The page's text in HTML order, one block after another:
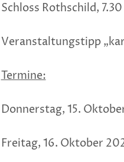
Schloss Rothschild,
Veranstaltungstipp
Termine:
Donnerstag, 15.
Freitag, 16. Oktober